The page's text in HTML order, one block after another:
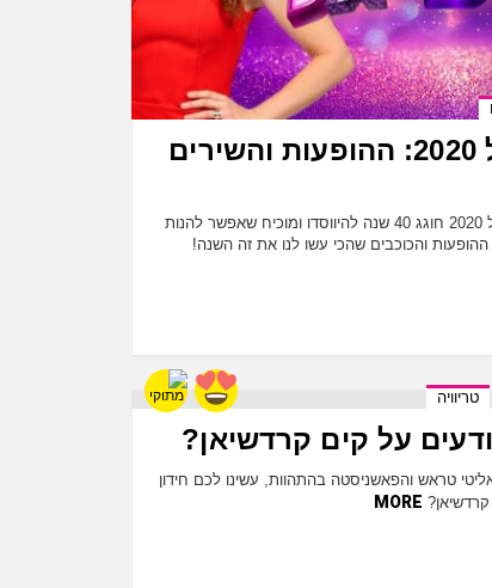
MyFestigal פסטיגל 2020: ההופעות והשירים
אז מה היה לנו בפסטיגל השנה? פסטיגל 2020 חוגג 40 שנה להיווסדו ומוכיח שאפשר להנות
והכוכבים שהכי עשו לנו את זה השנה!
טריוויה
על קים קרדשיאן?
40 של כוכבת הריאליטי טראש והפאשניסטה בהתהוות, עשינו לכם חידון
MORE